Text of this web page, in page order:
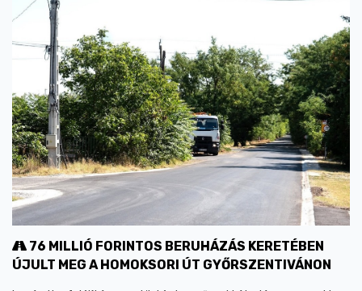
76 MILLIÓ FORINTOS BERUHÁZÁS KERETÉBEN
ÚJULT MEG A HOMOKSORI ÚT GYŐRSZENTIVÁNON